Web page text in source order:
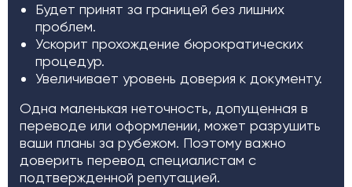
Будет принят за границей без лишних
проблем.
Ускорит прохождение бюрократических
процедур.
Увеличивает уровень доверия к документу.
Одна маленькая неточность, допущенная в
переводе или оформлении, может разрушить
ваши планы за рубежом. Поэтому важно
доверить перевод специалистам с
подтвержденной репутацией.